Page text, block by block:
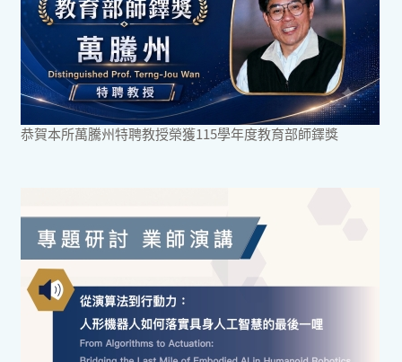
恭賀本所萬騰州特聘教授榮獲115學年度教育部師鐸獎